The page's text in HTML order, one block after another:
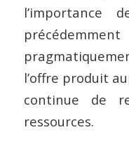
l’importance
l’offre produit
continue de
ressources.